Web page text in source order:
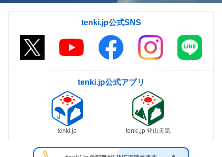
tenki.jp公式SNS
tenki.jp公式アプリ
tenki.jp tenki.jp 登山天気